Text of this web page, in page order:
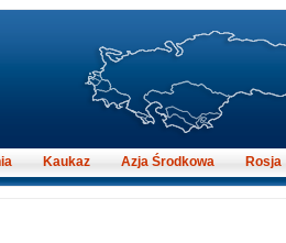
Kaukaz Azja Środkowa Rosja